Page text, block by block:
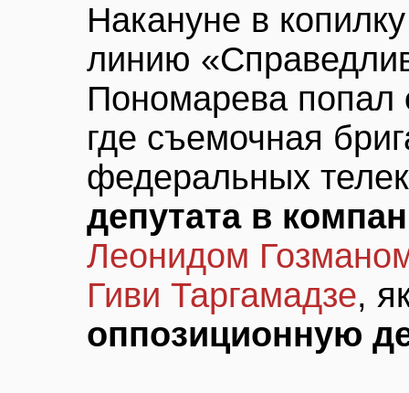
Накануне в
линию
Пономарева попал
где съемочная
федеральных
депутата в
Леонидом
Гиви Таргамадзе,
оппозиционную